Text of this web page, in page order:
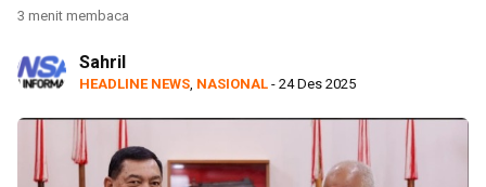
3 menit membaca
Sahril
HEADLINE NEWS NASIONAL - 24 Des 2025